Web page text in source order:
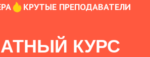
КРУТЫЕ ПРЕПОДАВАТЕЛИ
КУРС